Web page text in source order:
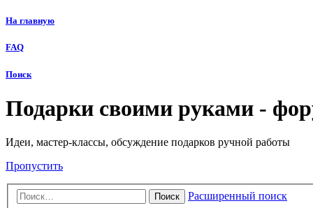
На главную
FAQ
Поиск
Подарки своими руками -
Идеи, мастер-классы, обсуждение подарков ручной работы
Пропустить
Поиск Расширенный поиск